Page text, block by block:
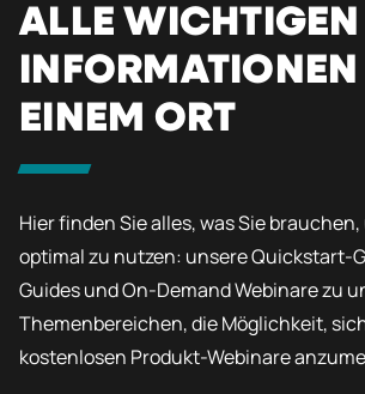
ALLE WICHTIGEN
INFORMATIONEN
EINEM ORT
Hier finden Sie alles, was Sie
optimal zu nutzen: unsere Quickstart-
Guides und On-Demand Webinare zu
Themenbereichen, die Möglichkeit,
kostenlosen Produkt-Webinare